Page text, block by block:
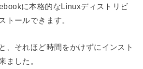
に本格的なLinuxディストリビ
トールできます。
、それほど時間をかけずにインスト
ました。